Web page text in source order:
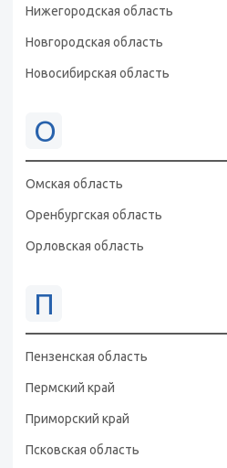
Нижегородская область
Новгородская область
Новосибирская область
О
Омская область
Оренбургская область
Орловская область
П
Пензенская область
Пермский край
Приморский край
Псковская область